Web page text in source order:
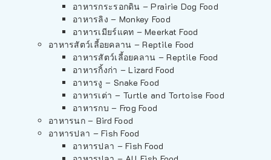
อาหารกระรอกดิน – Prairie Dog Food
อาหารลิง – Monkey Food
อาหารเมียร์แคท – Meerkat Food
อาหารสัตว์เลี้อยคลาน – Reptile Food
อาหารสัตว์เลี้อยคลาน – Reptile Food
อาหารกิ้งก่า – Lizard Food
อาหารงู – Snake Food
อาหารเต่า – Turtle and Tortoise Food
อาหารกบ – Frog Food
อาหารนก – Bird Food
อาหารปลา – Fish Food
อาหารปลา – Fish Food